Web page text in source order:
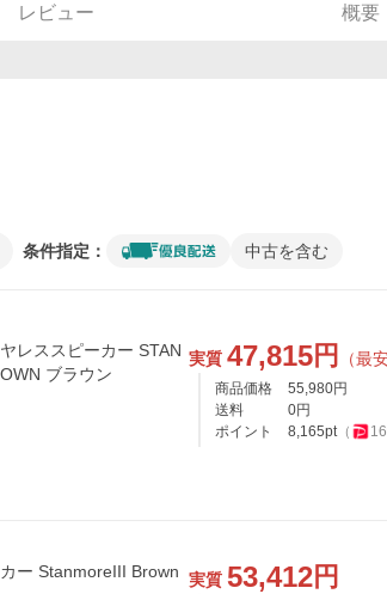
レビュー 概要
条件指定： 中古を含む
レススピーカー STAN
ブラウン
実質 47,815円 （最
商品価格 55,980円
送料
0円
ポイント
8,165pt（ 16
ー StanmoreIII Brown 実質 53,412円